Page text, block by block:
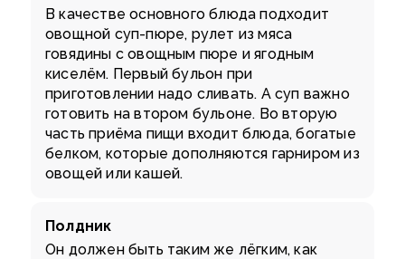
В качестве основного блюда подходит
овощной суп-пюре, рулет из мяса
говядины с овощным пюре и ягодным
киселём. Первый бульон при
приготовлении надо сливать. А суп важно
готовить на втором бульоне. Во вторую
часть приёма пищи входит блюда, богатые
белком, которые дополняются гарниром из
овощей или кашей.
Полдник
Он должен быть таким же лёгким, как